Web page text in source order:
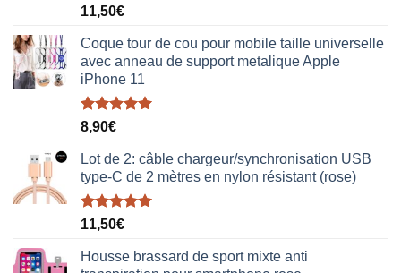
Note5.00
11,50€
Coque tour de cou pour mobile taille universelle
avec anneau de support metalique Apple
iPhone 11
Note5.00
8,90€
Lot de 2: câble chargeur/synchronisation USB
type-C de 2 mètres en nylon résistant (rose)
Note5.00
11,50€
Housse brassard de sport mixte anti